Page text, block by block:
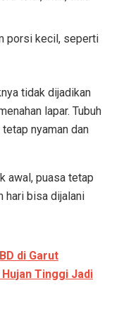
porsi kecil, seperti
tidak dijadikan
lapar. Tubuh
nyaman dan
awal, puasa tetap
hari bisa dijalani
di Garut
Tinggi Jadi